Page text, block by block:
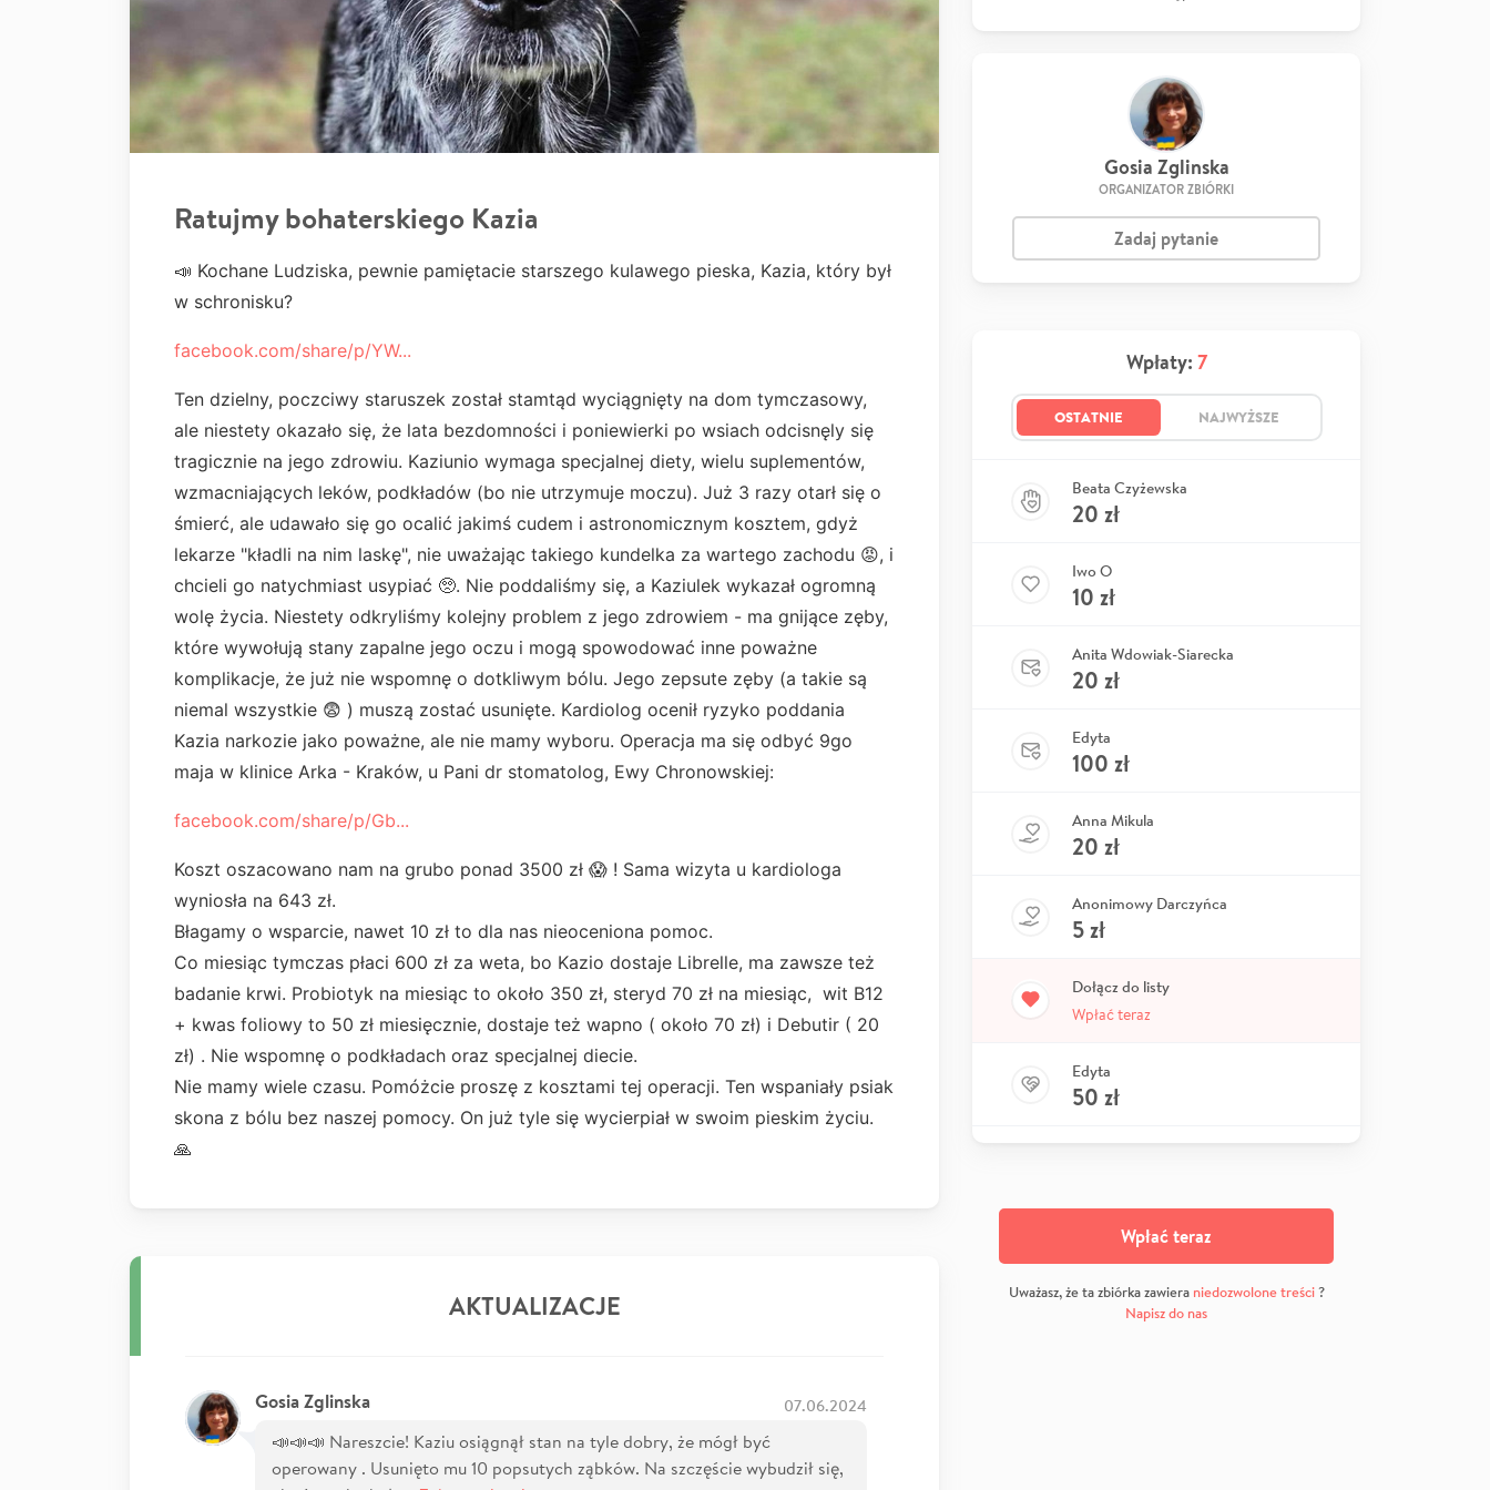
Ratujmy bohaterskiego Kazia
📣 Kochane Ludziska, pewnie pamiętacie starszego kulawego pieska, Kazia, który był
w schronisku?
facebook.com/share/p/YW...
Ten dzielny, poczciwy staruszek został stamtąd wyciągnięty na dom tymczasowy,
ale niestety okazało się, że lata bezdomności i poniewierki po wsiach odcisnęly się
tragicznie na jego zdrowiu. Kaziunio wymaga specjalnej diety, wielu suplementów,
wzmacniających leków, podkładów (bo nie utrzymuje moczu). Już 3 razy otarł się o
śmierć, ale udawało się go ocalić jakimś cudem i astronomicznym kosztem, gdyż
lekarze "kładli na nim laskę", nie uważając takiego kundelka za wartego zachodu 😡, i
chcieli go natychmiast usypiać 🥺. Nie poddaliśmy się, a Kaziulek wykazał ogromną
wolę życia. Niestety odkryliśmy kolejny problem z jego zdrowiem - ma gnijące zęby,
które wywołują stany zapalne jego oczu i mogą spowodować inne poważne
komplikacje, że już nie wspomnę o dotkliwym bólu. Jego zepsute zęby (a takie są
niemal wszystkie 😨 ) muszą zostać usunięte. Kardiolog ocenił ryzyko poddania
Kazia narkozie jako poważne, ale nie mamy wyboru. Operacja ma się odbyć 9go
maja w klinice Arka - Kraków, u Pani dr stomatolog, Ewy Chronowskiej:
facebook.com/share/p/Gb...
Koszt oszacowano nam na grubo ponad 3500 zł 😱 ! Sama wizyta u kardiologa
wyniosła na 643 zł.
Błagamy o wsparcie, nawet 10 zł to dla nas nieoceniona pomoc.
Co miesiąc tymczas płaci 600 zł za weta, bo Kazio dostaje Librelle, ma zawsze też
badanie krwi. Probiotyk na miesiąc to około 350 zł, steryd 70 zł na miesiąc, wit B12
+ kwas foliowy to 50 zł miesięcznie, dostaje też wapno ( około 70 zł) i Debutir ( 20
zł) . Nie wspomnę o podkładach oraz specjalnej diecie.
Nie mamy wiele czasu. Pomóżcie proszę z kosztami tej operacji. Ten wspaniały psiak
skona z bólu bez naszej pomocy. On już tyle się wycierpiał w swoim pieskim życiu.
🙏
AKTUALIZACJE
Gosia Zglinska 07.06.2024
📣📣📣 Nareszcie! Kaziu osiągnął stan na tyle dobry, że mógł być
operowany . Usunięto mu 10 popsutych ząbków. Na szczęście wybudził się,
Gosia Zglinska
ORGANIZATOR ZBIÓRKI
Zadaj pytanie
Wpłaty: 7
OSTATNIE NAJWYŻSZE
Beata Czyżewska
20 zł
Iwo O
10 zł
Anita Wdowiak-Siarecka
20 zł
Edyta
100 zł
Anna Mikula
20 zł
Anonimowy Darczyńca
5zł
Dołącz do listy
Wpłać teraz
Edyta
50 zł
Wpłać teraz
Uważasz, że ta zbiórka zawiera niedozwolone treści?
Napisz do nas